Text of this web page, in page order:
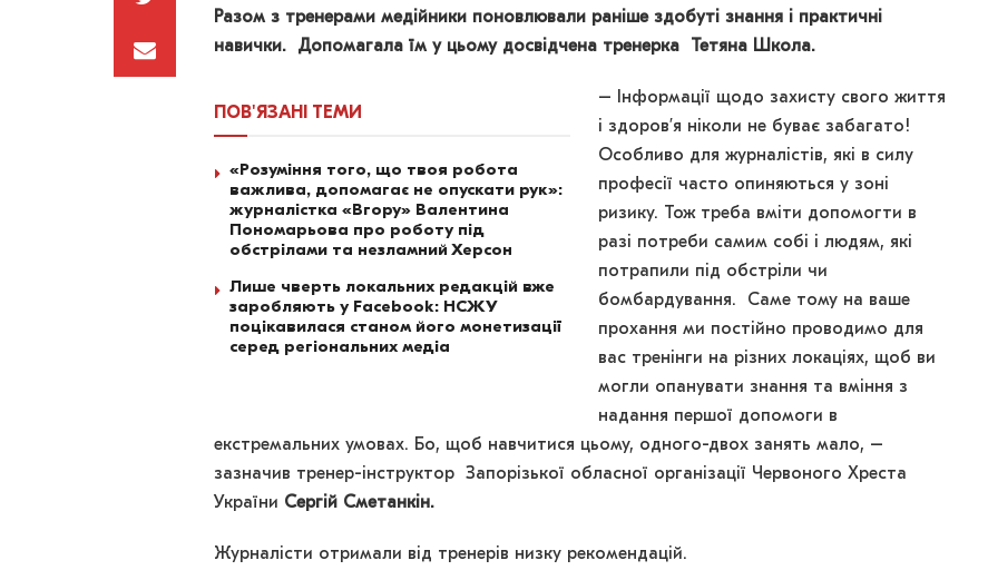
Разом з тренерами медійники поновлювали раніше здобуті знання і практичні
навички. Допомагала їм у цьому досвідчена тренерка Тетяна Школа.
ПОВ'ЯЗАНІ ТЕМИ
«Розуміння того, що твоя робота
важлива, допомагає не опускати рук»:
журналістка «Вгору» Валентина
Пономарьова про роботу під
обстрілами та незламний Херсон
Лише чверть локальних редакцій вже
заробляють у Facebook: НСЖУ
поцікавилася станом його монетизації
серед регіональних медіа
– Інформації щодо захисту свого життя
і здоров’я ніколи не буває забагато!
Особливо для журналістів, які в силу
професії часто опиняються у зоні
ризику. Тож треба вміти допомогти в
разі потреби самим собі і людям, які
потрапили під обстріли чи
бомбардування. Саме тому на ваше
прохання ми постійно проводимо для
вас тренінги на різних локаціях, щоб ви
могли опанувати знання та вміння з
надання першої допомоги в
екстремальних умовах. Бо, щоб навчитися цьому, одного-двох занять мало, –
зазначив тренер-інструктор Запорізької обласної організації Червоного Хреста
України Сергій Сметанкін.
Журналісти отримали від тренерів низку рекомендацій.